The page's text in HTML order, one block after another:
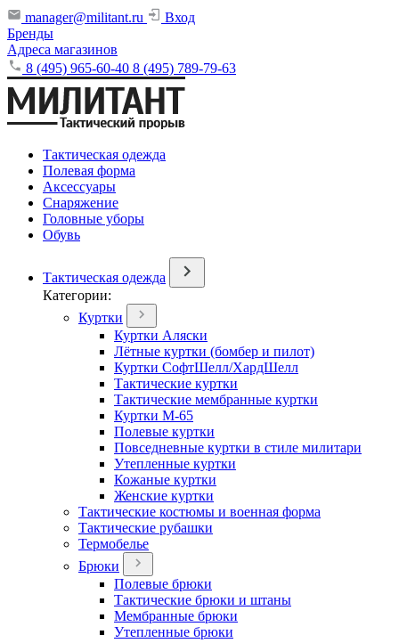
manager@militant.ru
Вход
Бренды
Адреса магазинов
8 (495) 965-60-40 8 (495) 789-79-63
Тактическая одежда
Полевая форма
Аксессуары
Снаряжение
Головные уборы
Обувь
Тактическая одежда
Категории:
Куртки
Куртки Аляски
Лётные куртки (бомбер и пилот)
Куртки СофтШелл/ХардШелл
Тактические куртки
Тактические мембранные куртки
Куртки М-65
Полевые куртки
Повседневные куртки в стиле милитари
Утепленные куртки
Кожаные куртки
Женские куртки
Тактические костюмы и военная форма
Тактические рубашки
Термобелье
Брюки
Полевые брюки
Тактические брюки и штаны
Мембранные брюки
Утепленные брюки